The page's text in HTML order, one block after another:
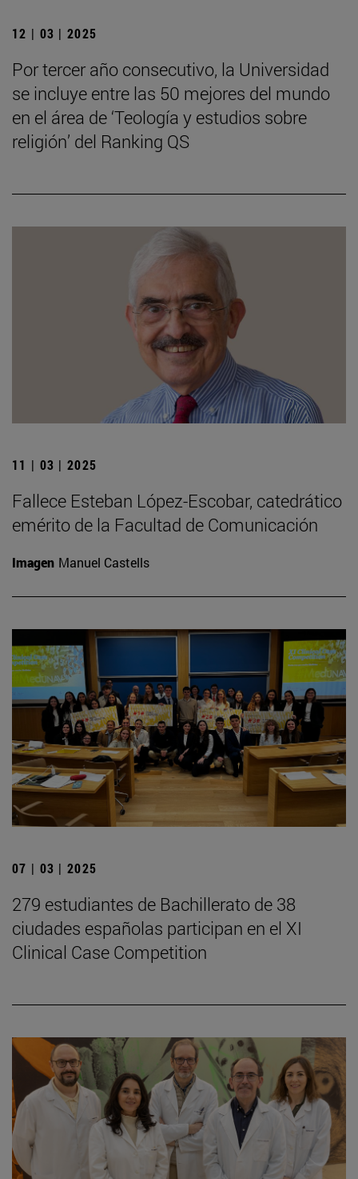
12 | 03 | 2025
Por tercer año consecutivo, la Universidad
se incluye entre las 50 mejores del mundo
en el área de ‘Teología y estudios sobre
religión’ del Ranking QS
11 | 03 | 2025
Fallece Esteban López-Escobar, catedrático
emérito de la Facultad de Comunicación
Imagen Manuel Castells
07 | 03 | 2025
279 estudiantes de Bachillerato de 38
ciudades españolas participan en el XI
Clinical Case Competition